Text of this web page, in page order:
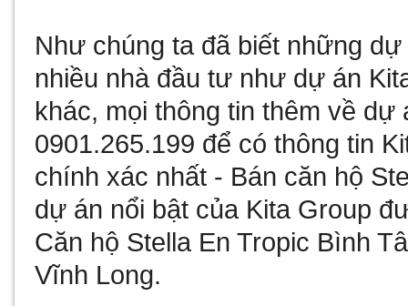
Như chúng ta đã biết những dự
nhiều nhà đầu tư như dự án
khác, mọi thông tin thêm về dự
0901.265.199 để có thông tin
chính xác nhất - Bán căn hộ
dự án nổi bật của Kita Group
Căn hộ Stella En Tropic Bình
Vĩnh Long.